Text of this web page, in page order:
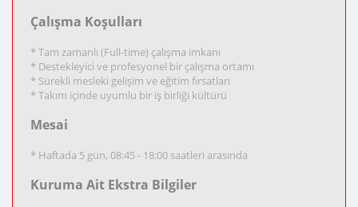
Çalışma Koşulları
* Tam zamanlı (Full-time) çalışma imkanı
* Destekleyici ve profesyonel bir çalışma ortamı
* Sürekli mesleki gelişim ve eğitim fırsatları
* Takım içinde uyumlu bir iş birliği kültürü
Mesai
* Haftada 5 gün, 08:45 - 18:00 saatleri arasında
Kuruma Ait Ekstra Bilgiler